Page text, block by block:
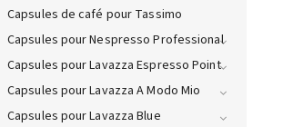
Capsules de café pour Tassimo
Capsules pour Nespresso Professional
Capsules pour Lavazza Espresso Point
Capsules pour Lavazza A Modo Mio
Capsules pour Lavazza Blue